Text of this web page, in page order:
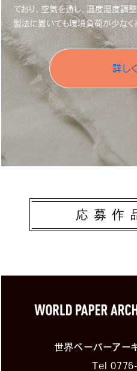
ており、空気を通し、温度湿度調
製法に置いても環境負荷が少なく
詳し
応募作
世界ペーパーアー
Tel